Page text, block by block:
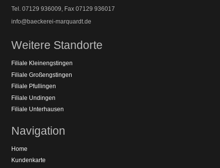
Tel. 07129 936009, Fax 07129 936017
info@baeckerei-marquardt.de
Weitere Standorte
Filiale Kleinengstingen
Filiale Großengstingen
Filiale Pfullingen
Filiale Undingen
Filiale Unterhausen
Navigation
Home
Kundenkarte